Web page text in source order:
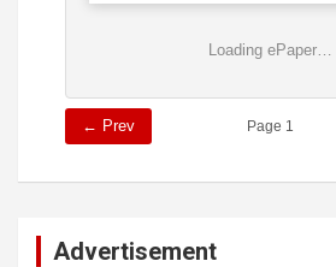
Loading ePaper…
← Prev Page 1
Advertisement